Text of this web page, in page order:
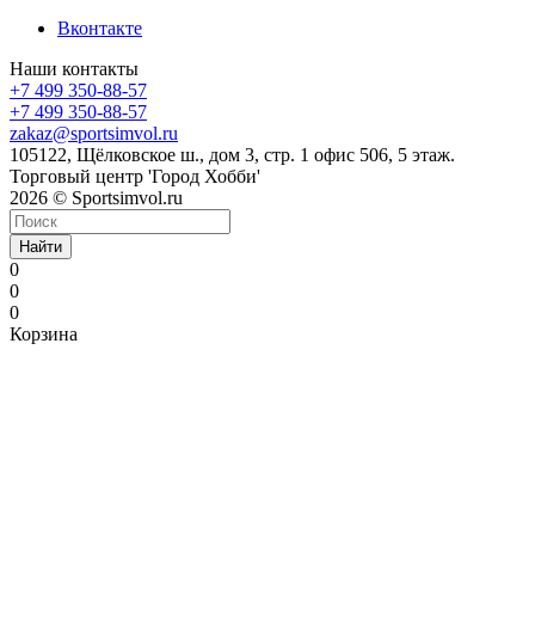
Вконтакте
Наши контакты
+7 499 350-88-57
+7 499 350-88-57
zakaz@sportsimvol.ru
105122, Щёлковское ш., дом 3, стр. 1 офис 506, 5 этаж.
Торговый центр 'Город Хобби'
2026 © Sportsimvol.ru
Найти
0
0
0
Корзина